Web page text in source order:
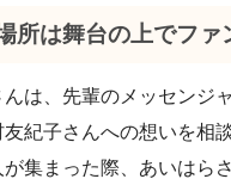
所は舞台の上でファ
んは、先輩のメッセンジ
友紀子さんへの想いを相
が集まった際、あいはら